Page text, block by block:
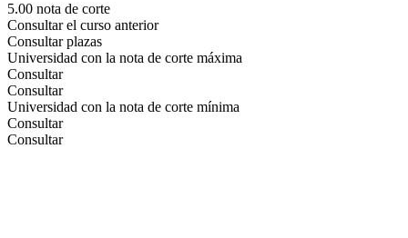
5.00 nota de corte
Consultar el curso anterior
Consultar plazas
Universidad con la nota de corte máxima
Consultar
Consultar
Universidad con la nota de corte mínima
Consultar
Consultar